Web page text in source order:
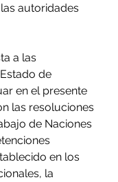
autoridades
a las
de
en el presente
las resoluciones
de Naciones
en los
la